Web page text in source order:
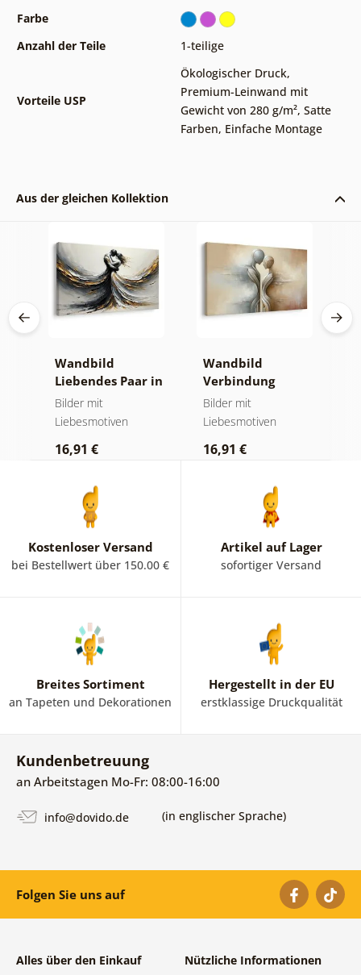
Farbe
Anzahl der Teile
1-teilige
Vorteile USP
Ökologischer Druck,
Premium-Leinwand mit
Gewicht von 280 g/m², Satte
Farben, Einfache Montage
Aus der gleichen Kollektion
Wandbild
Liebendes Paar in
Bewegung
Bilder mit
Liebesmotiven
16,91 €
Wandbild
Verbindung
zweier Seelen
Bilder mit
Liebesmotiven
16,91 €
Kostenloser Versand
bei Bestellwert über 150.00 €
Artikel auf Lager
sofortiger Versand
Breites Sortiment
an Tapeten und Dekorationen
Hergestellt in der EU
erstklassige Druckqualität
Kundenbetreuung
an Arbeitstagen Mo-Fr: 08:00-16:00
info@dovido.de (in englischer Sprache)
Folgen Sie uns auf
Alles über den Einkauf Nützliche Informationen